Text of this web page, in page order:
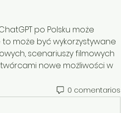
po Polsku może
może być wykorzystywane
scenariuszy filmowych
nowe możliwości w
0 comentarios